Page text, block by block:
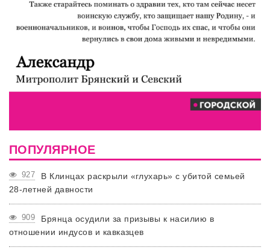
ПОПУЛЯРНОЕ
927
В Клинцах раскрыли «глухарь» с убитой семьей
28-летней давности
909
Брянца осудили за призывы к насилию в
отношении индусов и кавказцев